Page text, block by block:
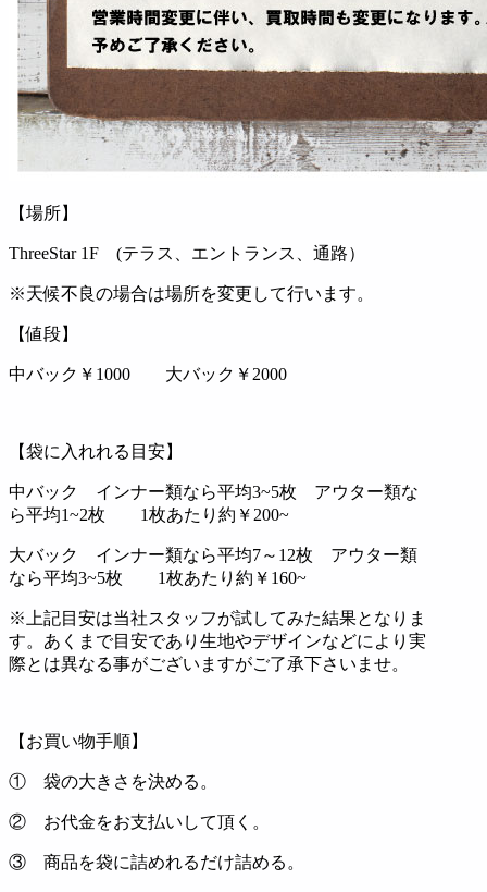
【場所】
ThreeStar 1F (テラス、エントランス、通路）
※天候不良の場合は場所を変更して行います。
【値段】
中バック￥1000 大バック￥2000
【袋に入れれる目安】
中バック インナー類なら平均3~5枚 アウター類な
ら平均1~2枚 1枚あたり約￥200~
大バック インナー類なら平均7～12枚 アウター類
なら平均3~5枚 1枚あたり約￥160~
※上記目安は当社スタッフが試してみた結果となりま
す。あくまで目安であり生地やデザインなどにより実
際とは異なる事がございますがご了承下さいませ。
【お買い物手順】
① 袋の大きさを決める。
② お代金をお支払いして頂く。
③ 商品を袋に詰めれるだけ詰める。